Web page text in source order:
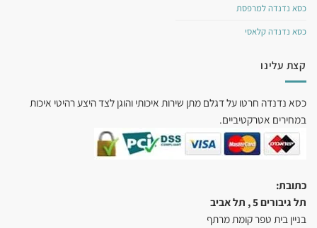
קצת עלינו
כסא נדנדה חרטו על דגלם מתן שירות איכותי והוגן לצד היצע רהיטי איכות
במחירים אטרקטיביים.
כתובת:
תל גיבורים 5 , תל אביב
בניין בית טפר קומת מרתף
כסא נדנדה למרפסת
כסא נדנדה קלאסי